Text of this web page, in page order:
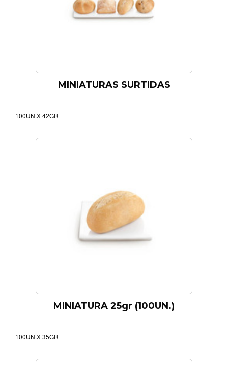
MINIATURAS SURTIDAS
100UN.X 42GR
MINIATURA 25gr (100UN.)
100UN.X 35GR